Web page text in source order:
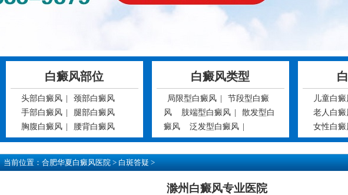
白癜风部位
头部白癜风
颈部白癜风
手部白癜风
腿部白癜风
胸腹白癜风
腰背白癜风
白癜风类型
局限型白癜风
节段型白癜
风
肢端型白癜风
散发型白
癜风
泛发型白癜风
儿童白癜
老人白癜
女性白癜
当前位置：合肥华夏白癜风医院>白斑答疑>
滁州白癜风专业医院